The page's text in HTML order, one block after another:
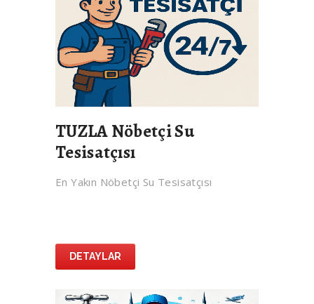
TUZLA Nöbetçi Su
Tesisatçısı
En Yakın Nöbetçi Su Tesisatçısı
DETAYLAR